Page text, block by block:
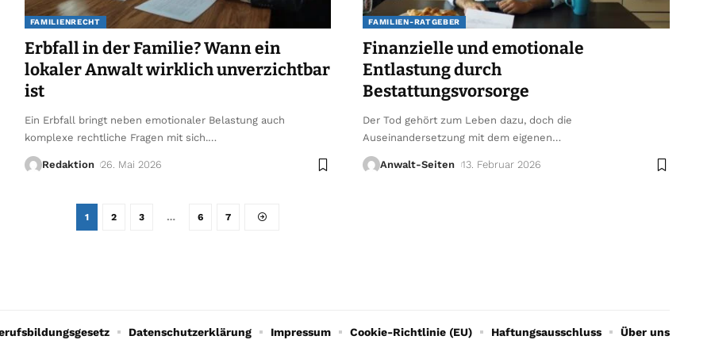
FAMILIENRECHT
Erbfall in der Familie? Wann ein
lokaler Anwalt wirklich unverzichtbar
ist
Ein Erbfall bringt neben emotionaler Belastung auch
komplexe rechtliche Fragen mit sich.…
Redaktion 26. Mai 2026
FAMILIEN-RATGEBER
Finanzielle und emotionale
Entlastung durch
Bestattungsvorsorge
Der Tod gehört zum Leben dazu, doch die
Auseinandersetzung mit dem eigenen…
Anwalt-Seiten 13. Februar 2026
1 2 3 … 6 7
Datenschutzerklärung Impressum Cookie-Richtlinie (EU) Haftungsausschluss Über uns